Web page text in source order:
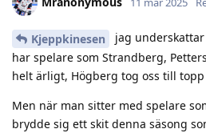
Kjeppkinesen
jag
har spelare som Strandberg,
helt ärligt, Högberg tog oss till topp
Men när man sitter med spelare
brydde sig ett skit denna säsong